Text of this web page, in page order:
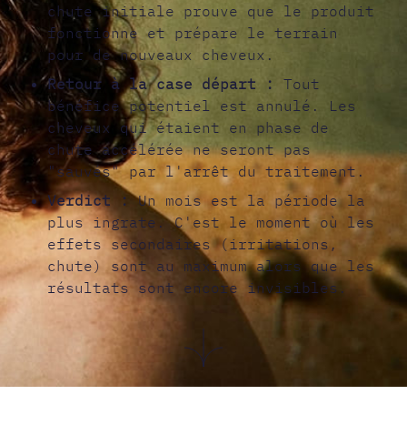
chute initiale prouve que le produit
fonctionne et prépare le terrain
pour de nouveaux cheveux.
Retour à la case départ :
Tout
bénéfice potentiel est annulé. Les
cheveux qui étaient en phase de
chute accélérée ne seront pas
"sauvés" par l'arrêt du traitement.
Verdict : Un mois est la période la
plus ingrate. C'est le moment où les
effets secondaires (irritations,
chute) sont au maximum alors que les
résultats sont encore invisibles.